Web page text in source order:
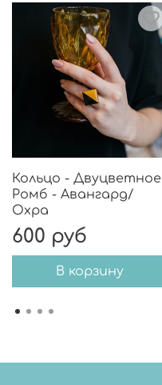
Кольцо - Двуцветное
Ромб - Авангард/
Охра
600 руб
В корзину